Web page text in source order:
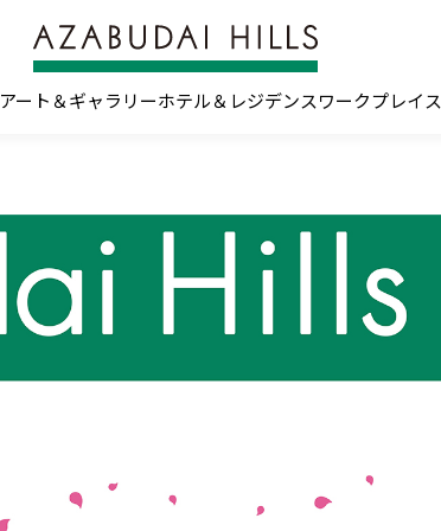
アート＆ギャラリーホテル＆レジデンスワークプレイス